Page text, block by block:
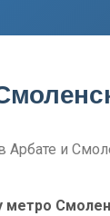
и
метро